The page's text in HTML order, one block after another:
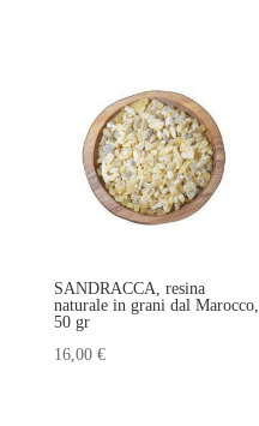
SANDRACCA, resina
naturale in grani dal Marocco,
50 gr
16,00 €